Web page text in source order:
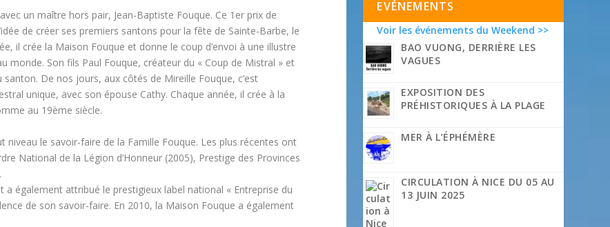
un maître hors pair, Jean-Baptiste Fouque. Ce 1er prix de
de créer ses premiers santons pour la fête de Sainte-Barbe, le
il crée la Maison Fouque et donne le coup d’envoi à une illustre
monde. Son fils Paul Fouque, créateur du « Coup de Mistral » et
De nos jours, aux côtés de Mireille Fouque, c’est
unique, avec son épouse Cathy. Chaque année, il crée à la
au 19ème siècle.
le savoir-faire de la Famille Fouque. Les plus récentes ont
National de la Légion d’Honneur (2005), Prestige des Provinces
a également attribué le prestigieux label national « Entreprise du
de son savoir-faire. En 2010, la Maison Fouque a également
EVÉNEMENTS
Voir les événements du Weekend >>
BAO VUONG, DERRIÈRE LES
VAGUES
EXPOSITION DES
PRÉHISTORIQUES À LA PLAGE
MER À L’ÉPHÉMÈRE
CIRCULATION À NICE DU 05 AU
13 JUIN 2025